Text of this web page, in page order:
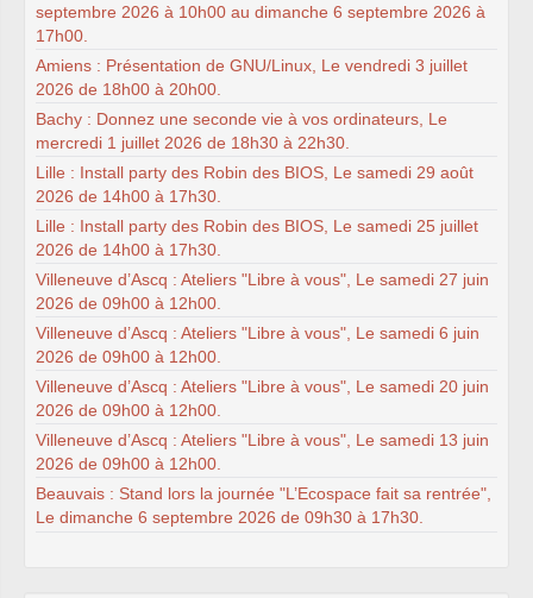
septembre 2026 à 10h00 au dimanche 6 septembre 2026 à
17h00.
Amiens : Présentation de GNU/Linux, Le vendredi 3 juillet
2026 de 18h00 à 20h00.
Bachy : Donnez une seconde vie à vos ordinateurs, Le
mercredi 1 juillet 2026 de 18h30 à 22h30.
Lille : Install party des Robin des BIOS, Le samedi 29 août
2026 de 14h00 à 17h30.
Lille : Install party des Robin des BIOS, Le samedi 25 juillet
2026 de 14h00 à 17h30.
Villeneuve d’Ascq : Ateliers "Libre à vous", Le samedi 27 juin
2026 de 09h00 à 12h00.
Villeneuve d’Ascq : Ateliers "Libre à vous", Le samedi 6 juin
2026 de 09h00 à 12h00.
Villeneuve d’Ascq : Ateliers "Libre à vous", Le samedi 20 juin
2026 de 09h00 à 12h00.
Villeneuve d’Ascq : Ateliers "Libre à vous", Le samedi 13 juin
2026 de 09h00 à 12h00.
Beauvais : Stand lors la journée "L’Ecospace fait sa rentrée",
Le dimanche 6 septembre 2026 de 09h30 à 17h30.